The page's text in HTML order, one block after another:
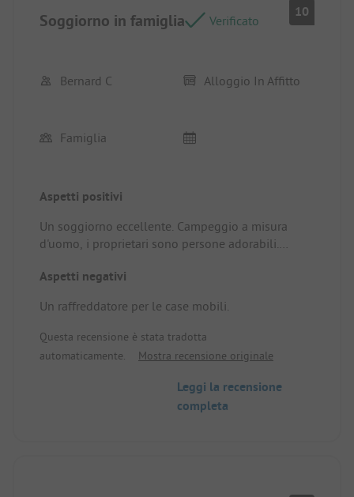
Soggiorno in famiglia Verificato
10
Bernard C Alloggio In Affitto
Famiglia
Aspetti positivi
Un soggiorno eccellente. Campeggio a misura
d'uomo, i proprietari sono persone adorabili.
tutto è molto pulito. Le mie piccole ragazze hanno
affitto: Molto ben attrezzato.
Aspetti negativi
Un raffreddatore per le case mobili.
Questa recensione è stata tradotta
automaticamente.
Mostra recensione originale
Leggi la recensione
completa